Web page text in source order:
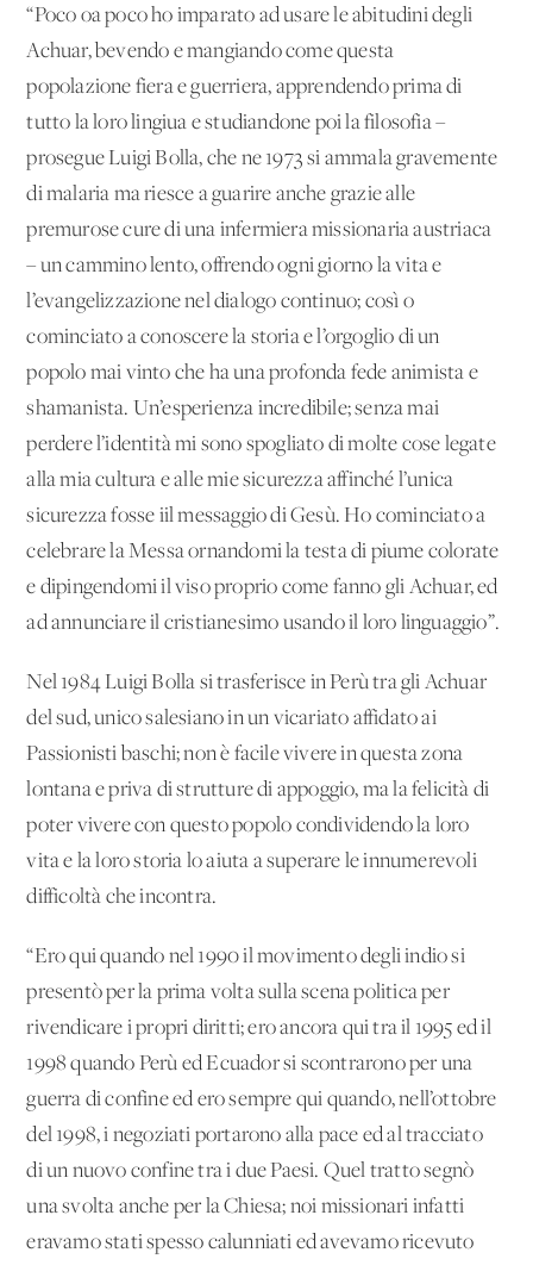
“Poco oa poco ho imparato ad usare le abitudini degli
Achuar, bevendo e mangiando come questa
popolazione fiera e guerriera, apprendendo prima di
tutto la loro lingiua e studiandone poi la filosofia –
prosegue Luigi Bolla, che ne 1973 si ammala gravemente
di malaria ma riesce a guarire anche grazie alle
premurose cure di una infermiera missionaria austriaca
– un cammino lento, offrendo ogni giorno la vita e
l’evangelizzazione nel dialogo continuo; così o
cominciato a conoscere la storia e l’orgoglio di un
popolo mai vinto che ha una profonda fede animista e
shamanista. Un’esperienza incredibile; senza mai
perdere l’identità mi sono spogliato di molte cose legate
alla mia cultura e alle mie sicurezza affinché l’unica
sicurezza fosse iil messaggio di Gesù. Ho cominciato a
celebrare la Messa ornandomi la testa di piume colorate
e dipingendomi il viso proprio come fanno gli Achuar, ed
ad annunciare il cristianesimo usando il loro linguaggio”.
Nel 1984 Luigi Bolla si trasferisce in Perù tra gli Achuar
del sud, unico salesiano in un vicariato affidato ai
Passionisti baschi; non è facile vivere in questa zona
lontana e priva di strutture di appoggio, ma la felicità di
poter vivere con questo popolo condividendo la loro
vita e la loro storia lo aiuta a superare le innumerevoli
difficoltà che incontra.
“Ero qui quando nel 1990 il movimento degli indio si
presentò per la prima volta sulla scena politica per
rivendicare i propri diritti; ero ancora qui tra il 1995 ed il
1998 quando Perù ed Ecuador si scontrarono per una
guerra di confine ed ero sempre qui quando, nell’ottobre
del 1998, i negoziati portarono alla pace ed al tracciato
di un nuovo confine tra i due Paesi. Quel tratto segnò
una svolta anche per la Chiesa; noi missionari infatti
eravamo stati spesso calunniati ed avevamo ricevuto